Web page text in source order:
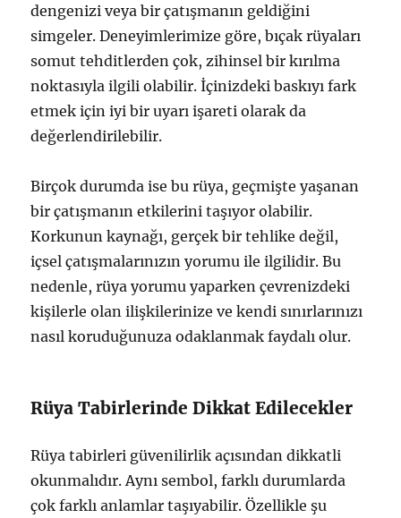
dengenizi veya bir çatışmanın geldiğini
simgeler. Deneyimlerimize göre, bıçak rüyaları
somut tehditlerden çok, zihinsel bir kırılma
noktasıyla ilgili olabilir. İçinizdeki baskıyı fark
etmek için iyi bir uyarı işareti olarak da
değerlendirilebilir.
Birçok durumda ise bu rüya, geçmişte yaşanan
bir çatışmanın etkilerini taşıyor olabilir.
Korkunun kaynağı, gerçek bir tehlike değil,
içsel çatışmalarınızın yorumu ile ilgilidir. Bu
nedenle, rüya yorumu yaparken çevrenizdeki
kişilerle olan ilişkilerinize ve kendi sınırlarınızı
nasıl koruduğunuza odaklanmak faydalı olur.
Rüya Tabirlerinde Dikkat Edilecekler
Rüya tabirleri güvenilirlik açısından dikkatli
okunmalıdır. Aynı sembol, farklı durumlarda
çok farklı anlamlar taşıyabilir. Özellikle şu